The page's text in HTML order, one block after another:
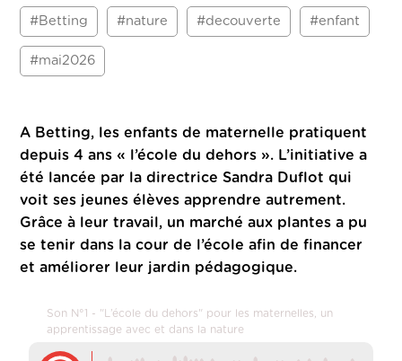
#Betting #nature #decouverte #enfant
#mai2026
A Betting, les enfants de maternelle pratiquent
depuis 4 ans « l’école du dehors ». L’initiative a
été lancée par la directrice Sandra Duflot qui
voit ses jeunes élèves apprendre autrement.
Grâce à leur travail, un marché aux plantes a pu
se tenir dans la cour de l’école afin de financer
et améliorer leur jardin pédagogique.
Son N°1 - "L’école du dehors" pour les maternelles, un
apprentissage avec et dans la nature